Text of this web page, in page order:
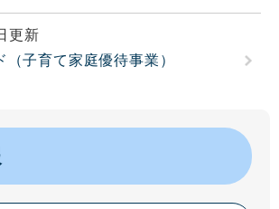
更新
（子育て家庭優待事業）